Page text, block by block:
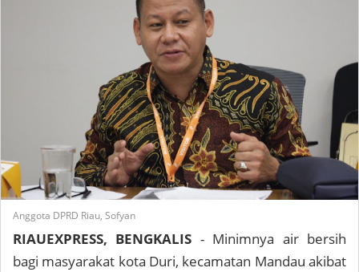
Anggota DPRD Riau, Sofyan
RIAUEXPRESS, BENGKALIS - Minimnya air bersih
bagi masyarakat kota Duri, kecamatan Mandau akibat